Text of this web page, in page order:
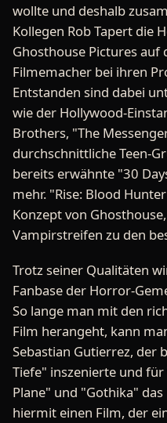
wollte und deshalb
Kollegen Rob Tapert die
Ghosthouse Pictures auf
Filmemacher bei ihren
Entstanden sind dabei
wie der Hollywood-
Brothers, "The
durchschnittliche Teen-
bereits erwähnte "30
mehr. "Rise: Blood
Konzept von
Vampirstreifen zu den
Trotz seiner Qualitäten
Fanbase der Horror-
So lange man mit den
Film herangeht, kann
Sebastian Gutierrez, der
Tiefe" inszenierte und für
Plane" und "Gothika"
hiermit einen Film, der